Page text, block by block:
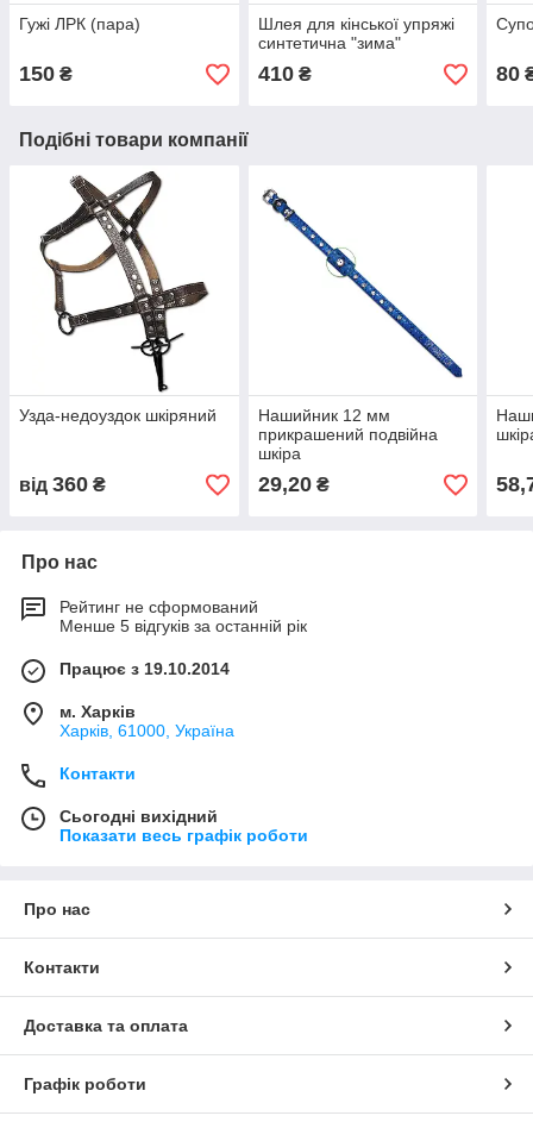
Гужі ЛРК (пара)
150 ₴
Шлея для кінської упряжі
синтетична "зима"
410₴ 80
Подібні товари компанії
Узда-недоуздок шкіряний
від 360 ₴
Нашийник 12 мм
прикрашений подвійна
шкіра
29,20₴
Про нас
Рейтинг не сформований
Менше 5 відгуків за останній рік
Працює з 19.10.2014
м. Харків
Харків, 61000, Україна
Контакти
Сьогодні вихідний
Показати весь графік роботи
Про нас
Контакти
Доставка та оплата
Графік роботи